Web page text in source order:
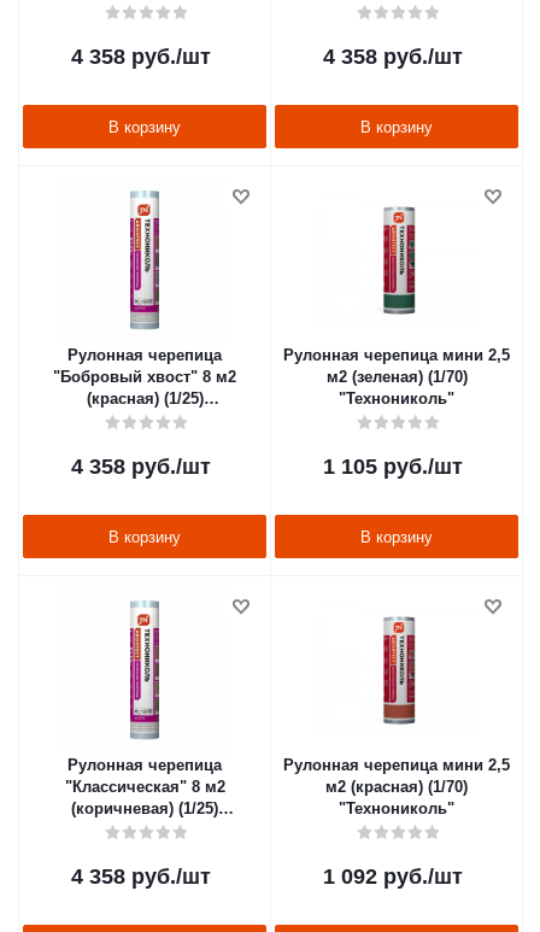
"Технониколь"
4 358руб./шт
В корзину
"Технониколь"
4 358руб./шт
В корзину
Рулонная черепица
"Бобровый хвост" 8 м2
(красная) (1/25)
"Технониколь"
4 358руб./шт
В корзину
Рулонная черепица мини 2,5
м2 (зеленая) (1/70)
"Технониколь"
1 105руб./шт
В корзину
Рулонная черепица
"Классическая" 8 м2
(коричневая) (1/25)
"Технониколь"
4 358руб./шт
Рулонная черепица мини 2,5
м2 (красная) (1/70)
"Технониколь"
1 092руб./шт